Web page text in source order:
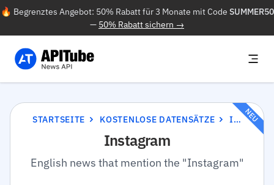
🔥 Begrenztes Angebot: 50% Rabatt für 3 Monate mit Code SUMMER50
— 50% Rabatt sichern →
STARTSEITE KOSTENLOSE DATENSÄTZE INSTAGRAM
Instagram
English news that mention the "Instagram"
NEU